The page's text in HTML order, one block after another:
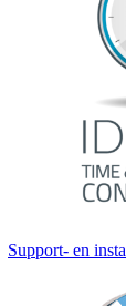
Support- en